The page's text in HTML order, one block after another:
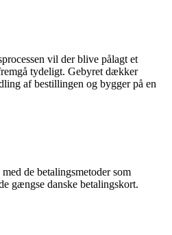
vil der blive pålagt et
tydeligt. Gebyret dækker
af bestillingen og bygger på en
de betalingsmetoder som
gængse danske betalingskort.